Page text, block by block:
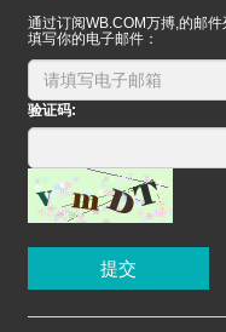
通过订阅WB.COM万搏,的邮
填写你的电子邮件：
验证码:
提交